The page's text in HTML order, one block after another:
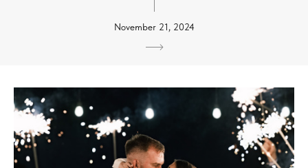
November 21, 2024